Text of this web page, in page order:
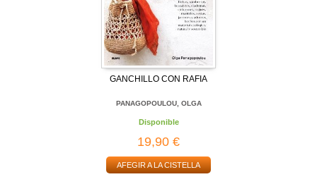
GANCHILLO CON RAFIA
PANAGOPOULOU, OLGA
Disponible
19,90 €
AFEGIR A LA CISTELLA